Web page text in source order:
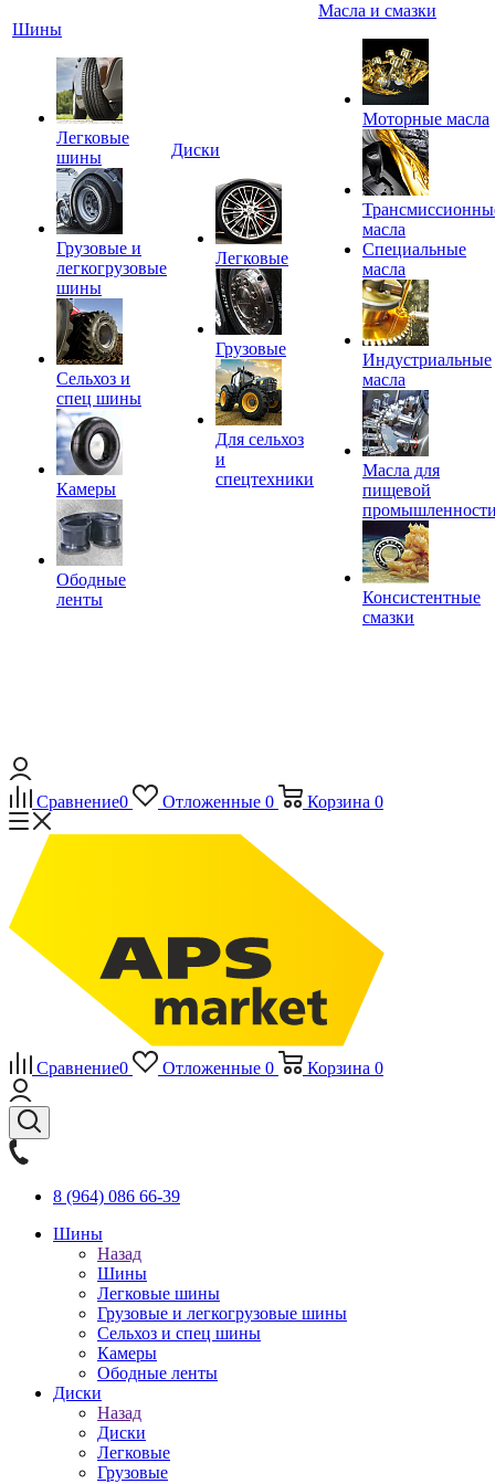
Шины
Легковые
шины
Грузовые и
легкогрузовые
шины
Сельхоз и
спец шины
Камеры
Ободные
ленты
Диски
Легковые
Грузовые
Для сельхоз
и
спецтехники
Масла и смазки
Моторные масла
масла
Специальные
масла
Индустриальные
масла
Масла для
пищевой
Консистентные
смазки
Сравнение0 Отложенные 0 Корзина 0
Сравнение0 Отложенные 0 Корзина 0
8 (964) 086 66-39
Шины
Назад
Шины
Легковые шины
Грузовые и легкогрузовые шины
Сельхоз и спец шины
Камеры
Ободные ленты
Диски
Назад
Диски
Легковые
Грузовые